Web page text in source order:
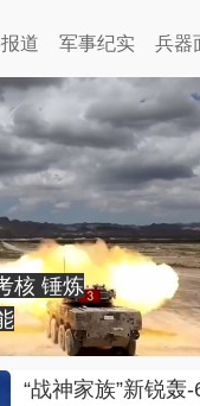
道 军事纪实 兵器
核 锤炼
“战神家族”新锐轰